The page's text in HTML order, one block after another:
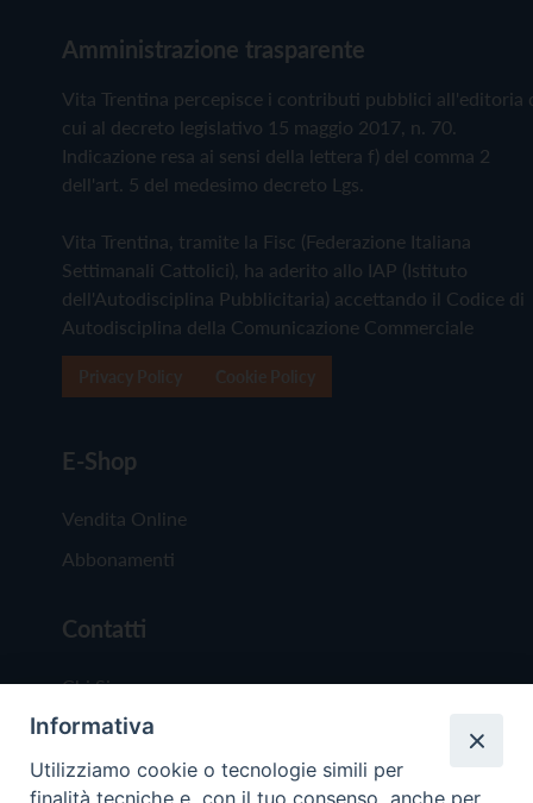
Amministrazione trasparente
Vita Trentina percepisce i contributi pubblici all'editoria
cui al decreto legislativo 15 maggio 2017, n. 70.
Indicazione resa ai sensi della lettera f) del comma 2
dell'art. 5 del medesimo decreto Lgs.
Vita Trentina, tramite la Fisc (Federazione Italiana
Settimanali Cattolici), ha aderito allo IAP (Istituto
dell'Autodisciplina Pubblicitaria) accettando il Codice di
Autodisciplina della Comunicazione Commerciale
E-Shop
Vendita Online
Abbonamenti
Contatti
Chi Siamo
Redazione
Scrivici
Informativa
Utilizziamo cookie o tecnologie simili per